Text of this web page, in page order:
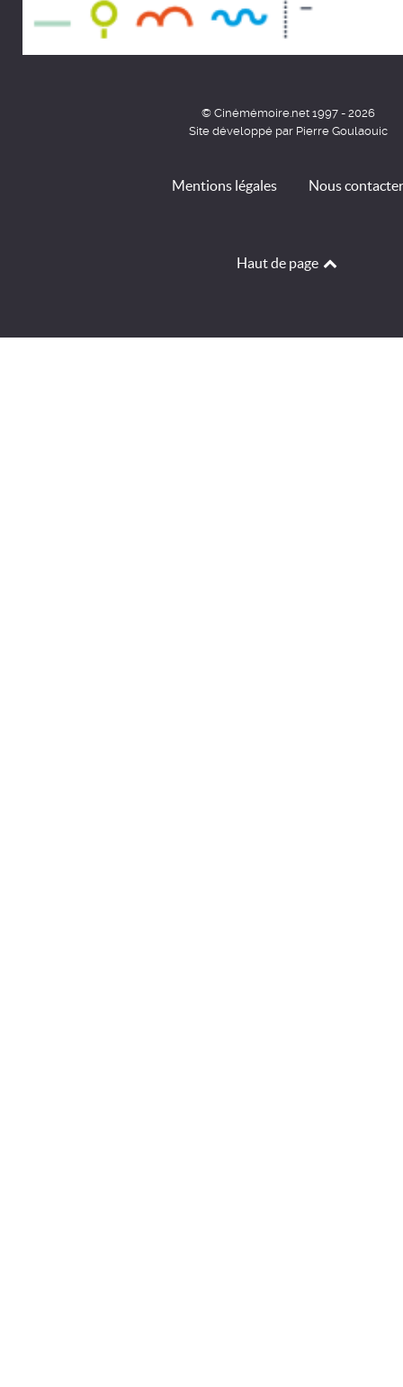
© Cinémémoire.net 1997 - 2026
Site développé par Pierre Goulaouic
Mentions légales Nous contacter
Haut de page